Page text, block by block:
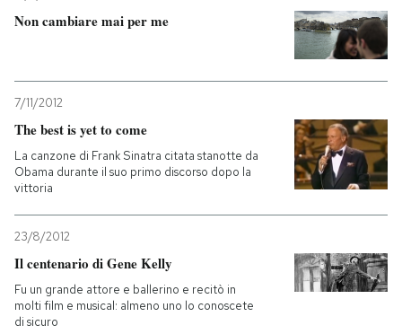
Non cambiare mai per me
7/11/2012
The best is yet to come
La canzone di Frank Sinatra citata stanotte da
Obama durante il suo primo discorso dopo la
vittoria
23/8/2012
Il centenario di Gene Kelly
Fu un grande attore e ballerino e recitò in
molti film e musical: almeno uno lo conoscete
di sicuro